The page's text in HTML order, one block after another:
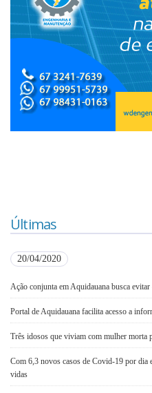
Últimas
20/04/2020
Ação conjunta em Aquidauana busca
Portal de Aquidauana facilita acesso a
Três idosos que viviam com mulher morta
Com 6,3 novos casos de Covid-19 por dia
vidas